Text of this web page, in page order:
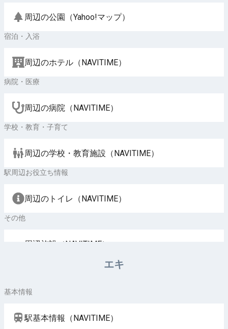
周辺の公園（Yahoo!マップ）
宿泊・入浴
周辺のホテル（NAVITIME）
病院・医療
周辺の病院（NAVITIME）
学校・教育・子育て
周辺の学校・教育施設（NAVITIME）
駅周辺お役立ち情報
周辺のトイレ（NAVITIME）
その他
周辺施設（NAVITIME）
エキ
基本情報
駅基本情報（NAVITIME）